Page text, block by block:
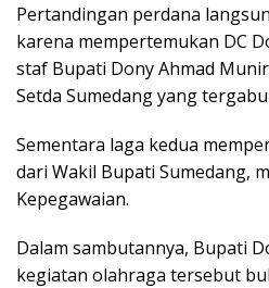
Pertandingan perdana
karena mempertemukan DC
staf Bupati Dony Ahmad
Setda Sumedang yang
Sementara laga kedua
dari Wakil Bupati Sumedang,
Kepegawaian.
Dalam sambutannya, Bupati
kegiatan olahraga tersebut